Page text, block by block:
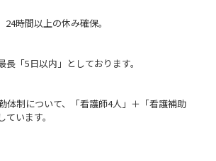
時間以上の休み確保。
「5日以内」としております。
体制について、「看護師4人」＋「看護補助
います。